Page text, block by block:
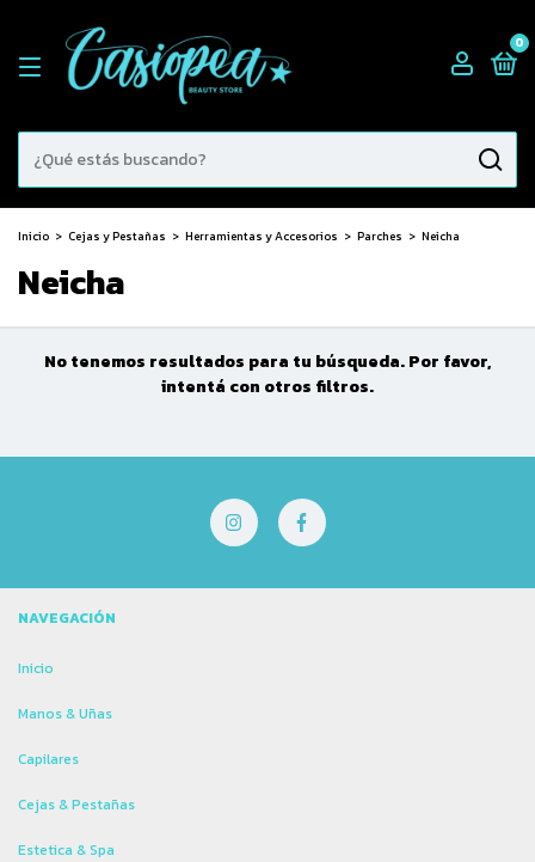
0
Inicio > Cejas y Pestañas > Herramientas y Accesorios > Parches > Neicha
Neicha
No tenemos resultados para tu búsqueda. Por favor,
intentá con otros filtros.
NAVEGACIÓN
Inicio
Manos & Uñas
Capilares
Cejas & Pestañas
Estetica & Spa